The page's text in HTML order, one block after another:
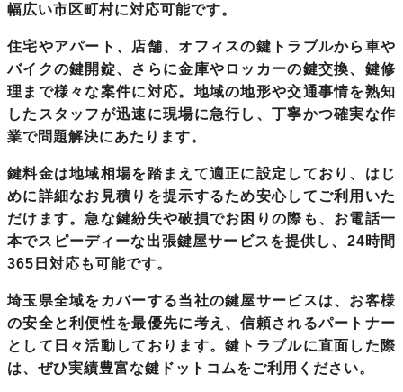
幅広い市区町村に対応可能です。
住宅やアパート、店舗、オフィスの鍵トラブルから車や
バイクの鍵開錠、さらに金庫やロッカーの鍵交換、鍵修
理まで様々な案件に対応。地域の地形や交通事情を熟知
したスタッフが迅速に現場に急行し、丁寧かつ確実な作
業で問題解決にあたります。
鍵料金は地域相場を踏まえて適正に設定しており、はじ
めに詳細なお見積りを提示するため安心してご利用いた
だけます。急な鍵紛失や破損でお困りの際も、お電話一
本でスピーディーな出張鍵屋サービスを提供し、24時間
365日対応も可能です。
埼玉県全域をカバーする当社の鍵屋サービスは、お客様
の安全と利便性を最優先に考え、信頼されるパートナー
として日々活動しております。鍵トラブルに直面した際
は、ぜひ実績豊富な鍵ドットコムをご利用ください。